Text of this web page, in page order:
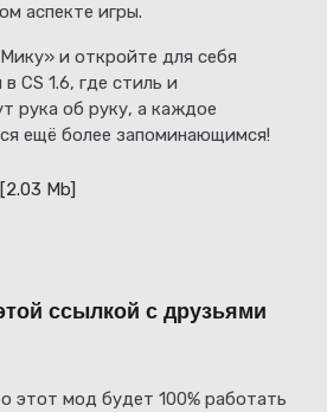
аспекте игры.
и откройте для себя
CS 1.6, где стиль и
рука об руку, а каждое
ещё более запоминающимся!
[2.03 Mb]
ссылкой с друзьями
этот мод будет 100% работать